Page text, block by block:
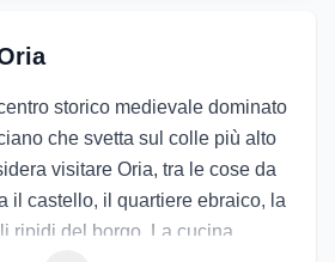
storico medievale dominato
che svetta sul colle più alto
visitare Oria, tra le cose da
il castello, il quartiere ebraico, la
ripidi del borgo. La cucina